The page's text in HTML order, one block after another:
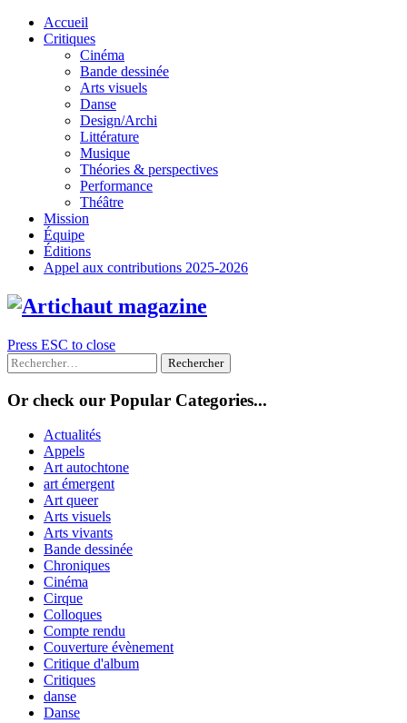
Skip
Accueil
Critiques
Cinéma
Bande dessinée
Arts visuels
Danse
Design/Archi
Littérature
Musique
Théories & perspectives
Performance
Théâtre
Mission
Équipe
Éditions
Appel aux contributions 2025-2026
Press ESC to close
Rechercher :
Or check our Popular Categories...
Actualités
Appels
Art autochtone
art émergent
Art queer
Arts visuels
Arts vivants
Bande dessinée
Chroniques
Cinéma
Cirque
Colloques
Compte rendu
Couverture évènement
Critique d'album
Critiques
danse
Danse